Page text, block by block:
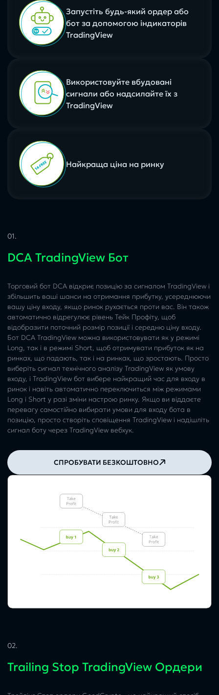
Запустіть будь-який ордер або
бот за допомогою індикаторів
TradingView
Використовуйте вбудовані
сигнали або надсилайте їх з
TradingView
Найкраща ціна на ринку
01.
DCA TradingView Бот
Торговий бот DCA відкриє позицію за сигналом TradingView і
збільшить ваші шанси на отримання прибутку, усереднюючи
вашу ціну входу, якщо ринок рухається проти вас. Він також
автоматично відрегулює рівень Тейк Профіту, щоб
відобразити поточний розмір позиції і середню ціну входу.
Бот DCA TradingView можна використовувати як у режимі
Long, так і в режимі Short, щоб отримувати прибуток як на
ринках, що падають, так і на ринках, що зростають. Просто
виберіть сигнал технічного аналізу TradingView як умову
входу, і TradingView бот вибере найкращий час для входу в
ринок і навіть автоматично переключиться між режимами
Long і Short у разі зміни настрою ринку. Якщо ви віддаєте
перевагу самостійно вибирати умови для входу бота в
позицію, просто створіть сповіщення TradingView і надішліть
сигнал боту через TradingView вебхук.
СПРОБУВАТИ БЕЗКОШТОВНО
02.
Trailing Stop TradingView Ордери